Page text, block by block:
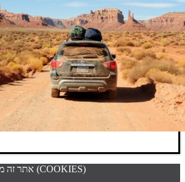
אתר זה משתמש בקבצי ״עוגיות״ (COOKIES)